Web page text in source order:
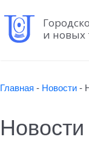
и новых
Главная - Новости -
Новости